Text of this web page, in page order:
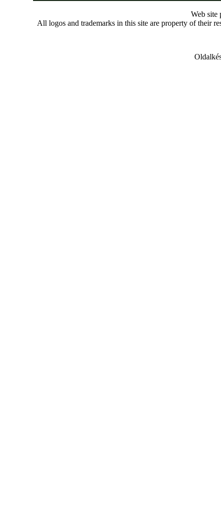
Web site
All logos and trademarks in this site are property of their